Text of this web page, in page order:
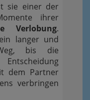
sie einer der
ihrer
Verlobung.
langer und
bis die
dem Partner
verbringen